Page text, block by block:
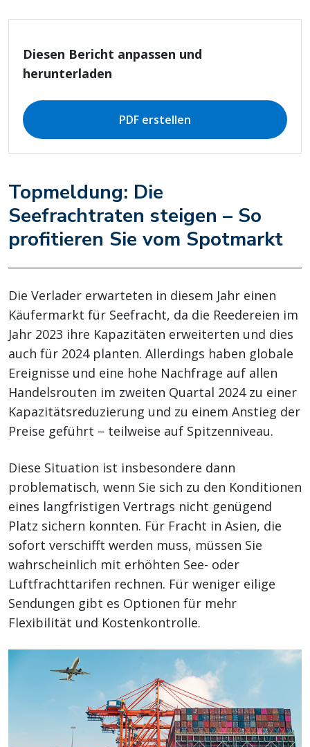
Diesen Bericht anpassen und
herunterladen
PDF erstellen
Topmeldung: Die
Seefrachtraten steigen – So
profitieren Sie vom Spotmarkt
Die Verlader erwarteten in diesem Jahr einen
Käufermarkt für Seefracht, da die Reedereien im
Jahr 2023 ihre Kapazitäten erweiterten und dies
auch für 2024 planten. Allerdings haben globale
Ereignisse und eine hohe Nachfrage auf allen
Handelsrouten im zweiten Quartal 2024 zu einer
Kapazitätsreduzierung und zu einem Anstieg der
Preise geführt – teilweise auf Spitzenniveau.
Diese Situation ist insbesondere dann
problematisch, wenn Sie sich zu den Konditionen
eines langfristigen Vertrags nicht genügend
Platz sichern konnten. Für Fracht in Asien, die
sofort verschifft werden muss, müssen Sie
wahrscheinlich mit erhöhten See- oder
Luftfrachttarifen rechnen. Für weniger eilige
Sendungen gibt es Optionen für mehr
Flexibilität und Kostenkontrolle.